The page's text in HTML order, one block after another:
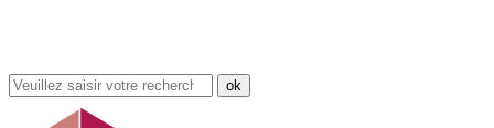
Rechercher
dans